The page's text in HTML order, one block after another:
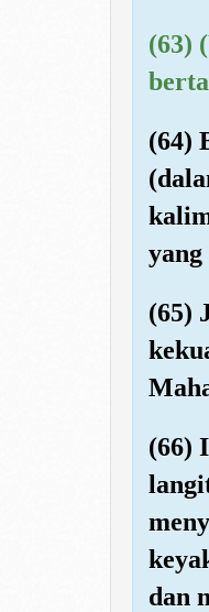
(63)
(64)
yang
(65)
(66)
dan